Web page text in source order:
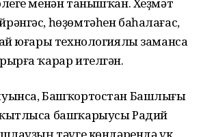
һөҙөмтәһен баһалағас,
юғары технологиялы заманса
ҡарар ителгән.
Башҡортостан Башлығы
башҡарыусы Радий